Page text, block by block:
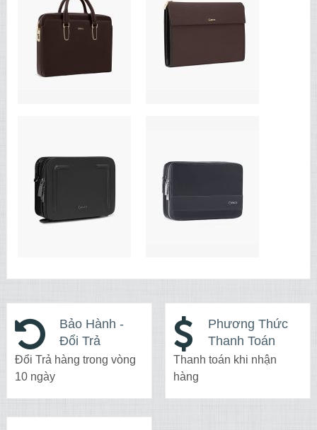
Bảo Hành -
Đổi Trả
Đổi Trả hàng trong vòng
10 ngày
Phương Thức
Thanh Toán
Thanh toán khi nhận
hàng